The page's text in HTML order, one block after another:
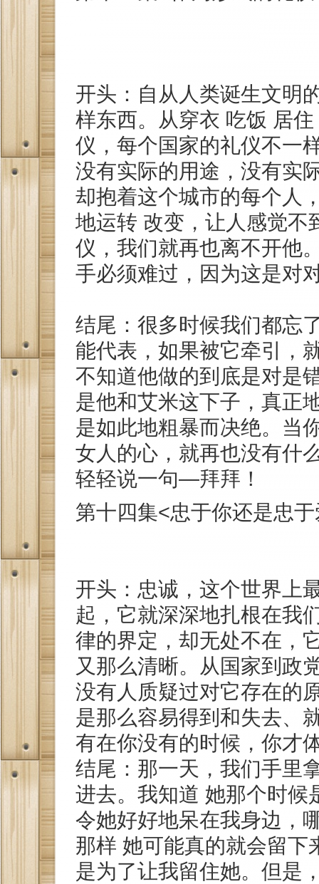
开头：自从人类诞生文明
样东西。从穿衣 吃饭 居
仪，每个国家的礼仪不一
没有实际的用途，没有实
却抱着这个城市的每个人
地运转 改变，让人感觉不
仪，我们就再也离不开他
手必须难过，因为这是对
结尾：很多时候我们都忘
能代表，如果被它牵引，
不知道他做的到底是对是
是他和艾米这下子，真正
是如此地粗暴而决绝。当
女人的心，就再也没有什
轻轻说一句—拜拜！
第十四集<忠于你还是忠
开头：忠诚，这个世界上
起，它就深深地扎根在我
律的界定，却无处不在，
又那么清晰。从国家到政
没有人质疑过对它存在的
是那么容易得到和失去、
有在你没有的时候，你才
结尾：那一天，我们手里
进去。我知道 她那个时候
令她好好地呆在我身边，
那样 她可能真的就会留下
是为了让我留住她。但是